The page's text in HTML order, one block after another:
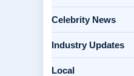
Celebrity News
Industry Updates
Local